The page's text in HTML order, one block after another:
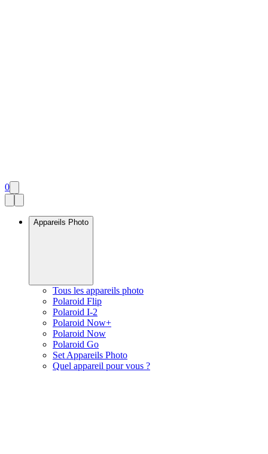
0
Appareils Photo
Tous les appareils photo
Polaroid Flip
Polaroid I-2
Polaroid Now+
Polaroid Now
Polaroid Go
Set Appareils Photo
Quel appareil pour vous ?